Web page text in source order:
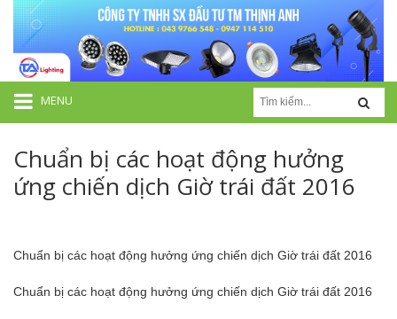
MENU
Chuẩn bị các hoạt động hưởng
ứng chiến dịch Giờ trái đất 2016
Chuẩn bị các hoạt động hưởng ứng chiến dịch Giờ trái đất 2016
Chuẩn bị các hoạt động hưởng ứng chiến dịch Giờ trái đất 2016